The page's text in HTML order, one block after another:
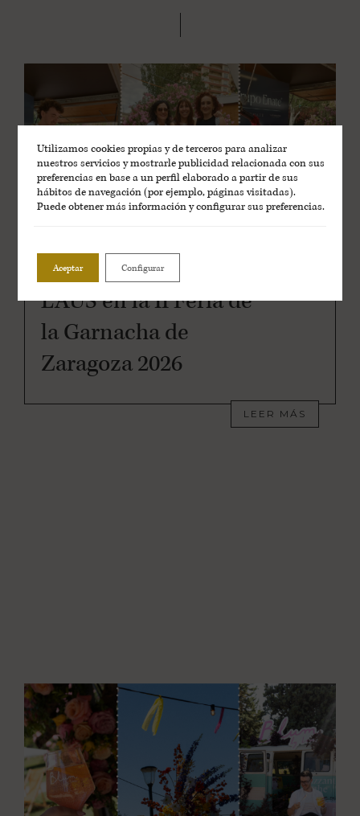
LAUS en la II Feria de
la Garnacha de
Zaragoza 2026
LEER MÁS
Utilizamos cookies propias y de terceros para analizar
nuestros servicios y mostrarle publicidad relacionada con sus
preferencias en base a un perfil elaborado a partir de sus
hábitos de navegación (por ejemplo, páginas visitadas).
Puede obtener más información y configurar sus preferencias.
Aceptar Configurar